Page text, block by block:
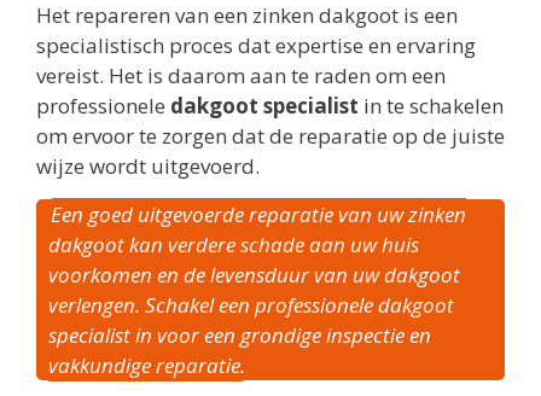
Het repareren van een zinken dakgoot is een
specialistisch proces dat expertise en ervaring
vereist. Het is daarom aan te raden om een
professionele dakgoot specialist in te schakelen
om ervoor te zorgen dat de reparatie op de juiste
wijze wordt uitgevoerd.
Een goed uitgevoerde reparatie van uw zinken
dakgoot kan verdere schade aan uw huis
voorkomen en de levensduur van uw dakgoot
verlengen. Schakel een professionele dakgoot
specialist in voor een grondige inspectie en
vakkundige reparatie.